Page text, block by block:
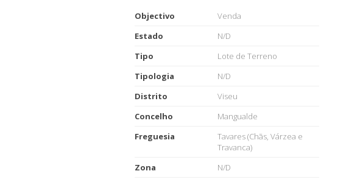
Objectivo
Venda
Estado
N/D
Tipo
Lote de Terreno
Tipologia
N/D
Distrito
Viseu
Concelho
Mangualde
Freguesia
Tavares (Chãs, Várzea e
Travanca)
Zona
N/D